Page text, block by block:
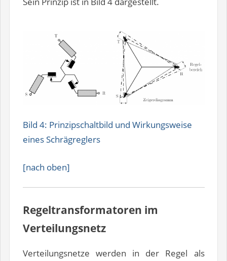
Bild 4: Prinzipschaltbild und Wirkungsweise
eines Schrägreglers
[nach oben]
Regeltransformatoren im
Verteilungsnetz
Verteilungsnetze werden in der Regel als